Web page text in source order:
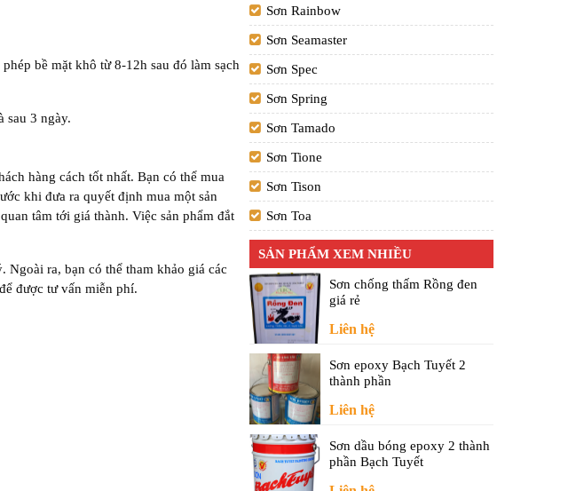
bề mặt khô từ 8-12h sau đó làm sạch
sau 3 ngày.
hàng cách tốt nhất. Bạn có thể mua
khi đưa ra quyết định mua một sản
tâm tới giá thành. Việc sản phẩm đắt
ra, bạn có thể tham khảo giá các
được tư vấn miễn phí.
Sơn Rainbow
Sơn Seamaster
Sơn Spec
Sơn Spring
Sơn Tamado
Sơn Tione
Sơn Tison
Sơn Toa
SẢN PHẨM XEM NHIỀU
Sơn chống thấm Rồng đen
giá rẻ
Liên hệ
Sơn epoxy Bạch Tuyết 2
thành phần
Liên hệ
Sơn dầu bóng epoxy 2 thành
phần Bạch Tuyết